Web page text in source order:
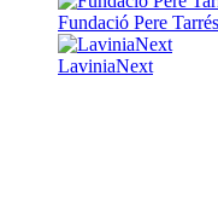
Fundació Pere Tarrés
LaviniaNext